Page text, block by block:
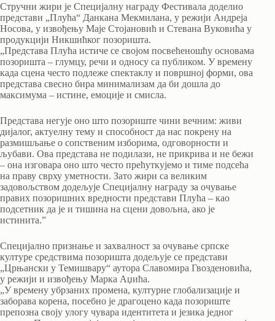
Стручни жири је Специјалну награду Фестивала доделио
представи „Плућа“ Данкана Мекмилана, у режији Андреја
Носова, у извођењу Маје Стојановић и Стевана Вуковића у
продукцији Никшићког позоришта.
„Представа Плућа истиче се својом посвећеношћу основама
позоришта – глумцу, речи и односу са публиком. У времену
када сцена често подлеже спектаклу и површној форми, ова
представа свесно бира минимализам да би дошла до
максимума – истине, емоције и смисла.
Представа негује оно што позориште чини вечним: живи
дијалог, актуелну тему и способност да нас покрену на
размишљање о сопственим изборима, одговорности и
љубави. Ова представа не подилази, не прикрива и не бежи
– она изговара оно што често прећуткујемо и тиме подсећа
на праву сврху уметности. Зато жири са великим
задовољством додељује Специјалну награду за очување
правих позоришних вредности представи Плућа – као
подсетник да је и тишина на сцени довољна, ако је
истинита.ˮ
Специјално признање и захвалност за очување српске
културе средствима позоришта додељује се представи
„Црњански у Темишвару“ аутора Славомира Гвозденовића,
у режији и извођењу Марка Аџића.
„У времену убрзаних промена, културне глобализације и
заборава корена, посебно је драгоцено када позориште
препозна своју улогу чувара идентитета и језика једног